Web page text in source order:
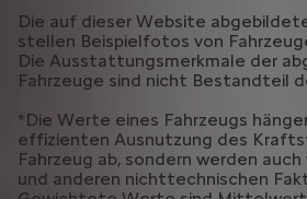
Die auf dieser Website
stellen Beispielfotos von
Die Ausstattungsmerkmale der
Fahrzeuge sind nicht Bestandteil
*Die Werte eines Fahrzeugs
effizienten Ausnutzung des
Fahrzeug ab, sondern werden
und anderen nichttechnischen